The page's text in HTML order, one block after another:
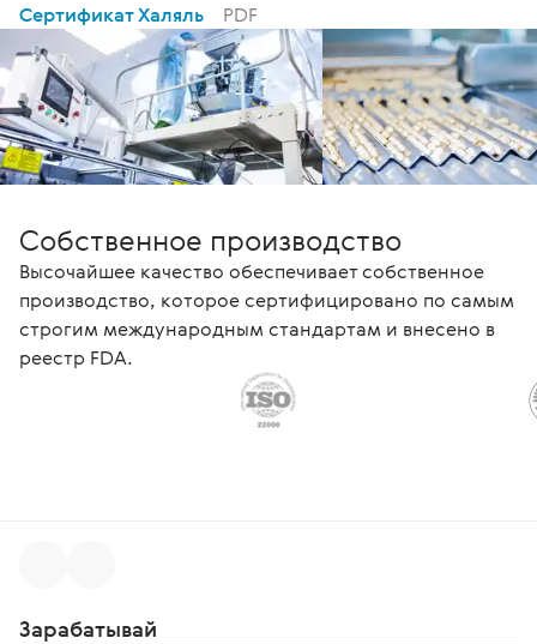
Сертификат Халяль
PDF
Собственное производство
Высочайшее качество обеспечивает собственное
производство, которое сертифицировано по самым
строгим международным стандартам и внесено в
реестр FDA.
Зарабатывай